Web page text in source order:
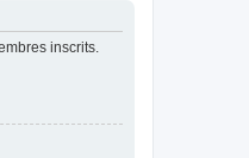
inscrits.